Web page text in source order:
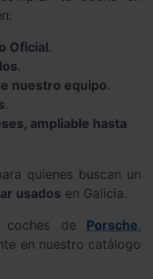
Oficial.
.
nuestro equipo.
.
ampliable hasta
quienes buscan un
usados en Galicia.
coches de Porsche,
en nuestro catálogo